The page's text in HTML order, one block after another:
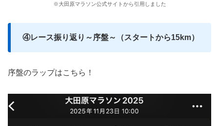
※大田原マラソン公式サイトから引用しました
④レース振り返り～序盤～（スタートから15km）
序盤のラップはこちら！